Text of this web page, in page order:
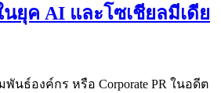
นยุค AI และโซเชียลมีเดีย
นธ์องค์กร หรือ Corporate PR ในอดีต